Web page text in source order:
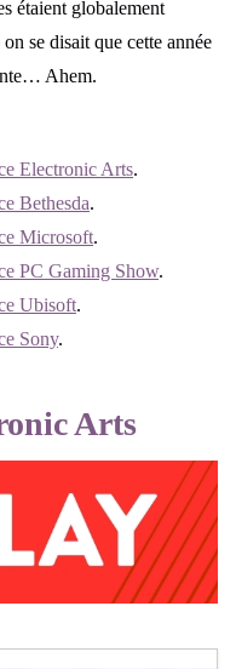
étaient globalement
se disait que cette année
Ahem.
Electronic Arts.
Bethesda.
Microsoft.
PC Gaming Show.
Ubisoft.
Sony.
Arts